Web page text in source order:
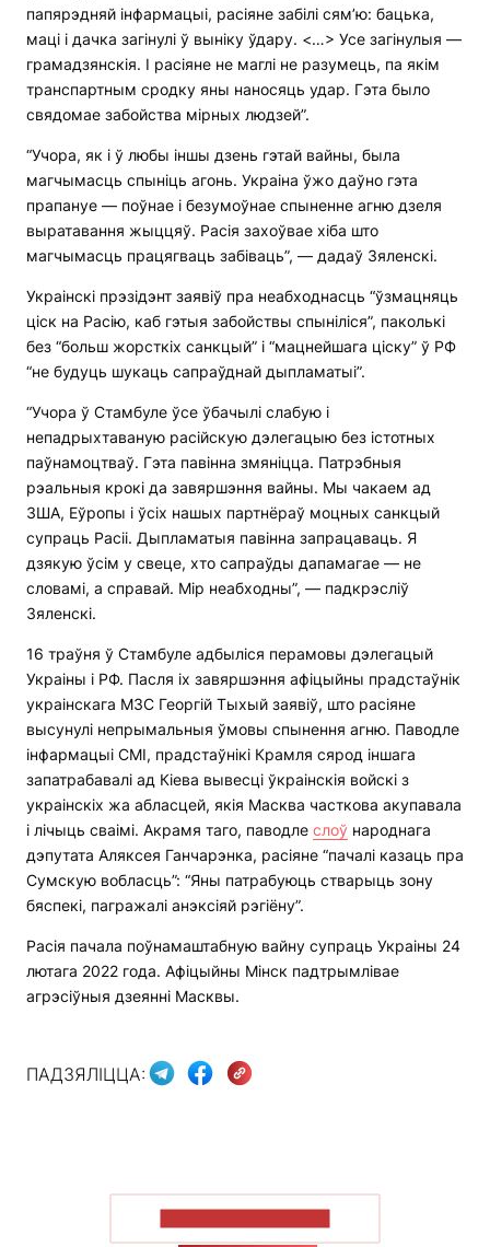
папярэдняй інфармацыі, расіяне забілі сям’ю: бацька,
маці і дачка загінулі ў выніку ўдару. <…> Усе загінулыя —
грамадзянскія. І расіяне не маглі не разумець, па якім
транспартным сродку яны наносяць удар. Гэта было
свядомае забойства мірных людзей”.
“Учора, як і ў любы іншы дзень гэтай вайны, была
магчымасць спыніць агонь. Украіна ўжо даўно гэта
прапануе — поўнае і безумоўнае спыненне агню дзеля
выратавання жыццяў. Расія захоўвае хіба што
магчымасць працягваць забіваць”, — дадаў Зяленскі.
Украінскі прэзідэнт заявіў пра неабходнасць “ўзмацняць
ціск на Расію, каб гэтыя забойствы спыніліся”, паколькі
без “больш жорсткіх санкцый” і “мацнейшага ціску” ў РФ
“не будуць шукаць сапраўднай дыпламатыі”.
“Учора ў Стамбуле ўсе ўбачылі слабую і
непадрыхтаваную расійскую дэлегацыю без істотных
паўнамоцтваў. Гэта павінна змяніцца. Патрэбныя
рэальныя крокі да завяршэння вайны. Мы чакаем ад
ЗША, Еўропы і ўсіх нашых партнёраў моцных санкцый
супраць Расіі. Дыпламатыя павінна запрацаваць. Я
дзякую ўсім у свеце, хто сапраўды дапамагае — не
словамі, а справай. Мір неабходны”, — падкрэсліў
Зяленскі.
16 траўня ў Стамбуле адбыліся перамовы дэлегацый
Украіны і РФ. Пасля іх завяршэння афіцыйны прадстаўнік
украінскага МЗС Георгій Тыхый заявіў, што расіяне
высунулі непрымальныя ўмовы спынення агню. Паводле
інфармацыі СМІ, прадстаўнікі Крамля сярод іншага
запатрабавалі ад Кіева вывесці ўкраінскія войскі з
украінскіх жа абласцей, якія Масква часткова акупавала
і лічыць сваімі. Акрамя таго, паводле слоў народнага
дэпутата Аляксея Ганчарэнка, расіяне “пачалі казаць пра
Сумскую вобласць”: “Яны патрабуюць стварыць зону
бяспекі, пагражалі анэксіяй рэгіёну”.
Расія пачала поўнамаштабную вайну супраць Украіны 24
лютага 2022 года. Афіцыйны Мінск падтрымлівае
агрэсіўныя дзеянні Масквы.
ПАДЗЯЛІЦЦА: